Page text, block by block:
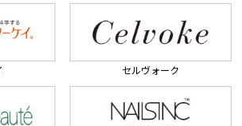
セルヴォーク